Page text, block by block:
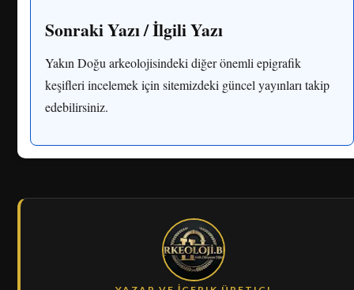
Sonraki Yazı / İlgili Yazı
Yakın Doğu arkeolojisindeki diğer önemli epigrafik
keşifleri incelemek için sitemizdeki güncel yayınları takip
edebilirsiniz.